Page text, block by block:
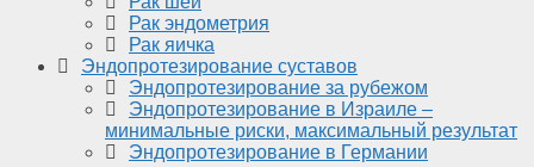
Рак эндометрия
Рак яичка
Эндопротезирование суставов
Эндопротезирование за рубежом
Эндопротезирование в Израиле –
минимальные риски, максимальный результат
Эндопротезирование в Германии